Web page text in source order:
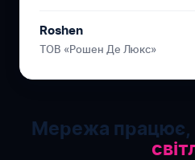
Roshen
ТОВ «Рошен Де Люкс»
Мережа працює,